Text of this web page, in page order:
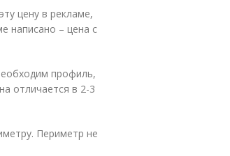
цену в рекламе,
написано – цена с
профиль,
отличается в 2-3
Периметр не